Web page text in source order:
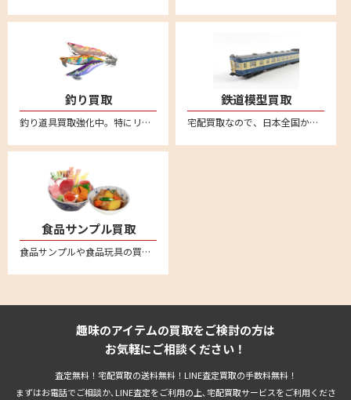
釣り買取
釣り道具買取強化中。特にリール高価買取。新品も中古品も送料・査定料一切無料、全国対応の宅配査定はこちら。不要になった釣り具用品がございましたら、お気軽にお売りください。ダイワやシマノなどの幅広いメーカー取り扱い
鉄道模型買取
宅配買取なので、日本全国から鉄道模型の買取強化中。車両やレール、制御機器など不要になった鉄道模型はリムーブへお売りください。送料無料の安心宅配査定はこちら。便利なLINE査定あり
食品サンプル買取
食品サンプルや食品玩具の買取強化中。ながお食研、元祖食品サンプル屋、森野サンプル、 まいづる、佐藤サンプル、イワサキ・ビーアイといった人気の食品サンプルメーカーは特に強化買取中
趣味のアイテムの買取をご検討の方は
お気軽にご相談ください！
査定無料！宅配買取の送料無料！LINE査定買取の手数料無料！
まずはお電話でご相談か､LINE査定をご利用の上､宅配買取サービスをご利用くださ